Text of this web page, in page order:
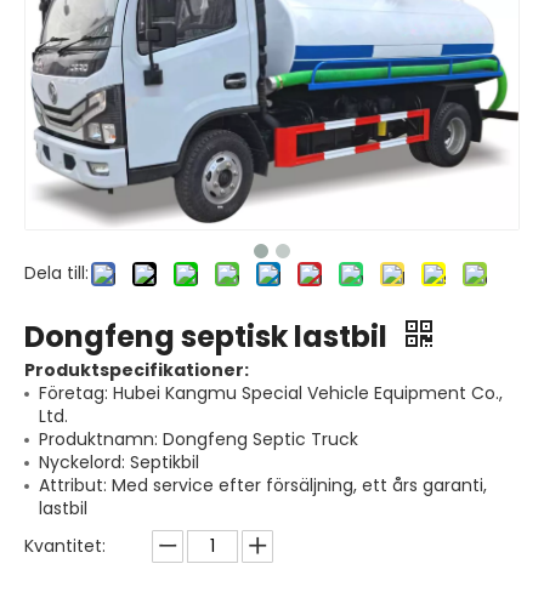
Dela till:
Dongfeng septisk lastbil
Produktspecifikationer:
Företag: Hubei Kangmu Special Vehicle Equipment Co.,
Ltd.
Produktnamn: Dongfeng Septic Truck
Nyckelord: Septikbil
Attribut: Med service efter försäljning, ett års garanti,
lastbil
Kvantitet: